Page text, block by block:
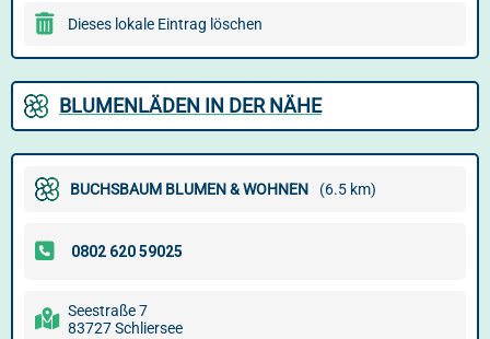
Dieses lokale Eintrag löschen
BLUMENLÄDEN IN DER NÄHE
BUCHSBAUM BLUMEN & WOHNEN (6.5 km)
Seestraße 7
83727 Schliersee